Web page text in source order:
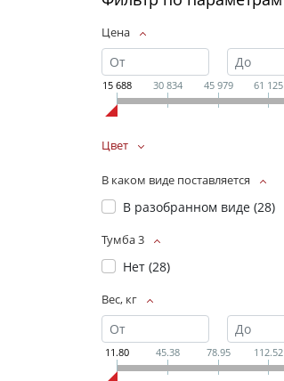
Цена
15 688 30 834 45 979 61 125
Цвет
В каком виде поставляется
В разобранном виде (28)
Тумба 3
Нет (28)
Вес, кг
11.80 45.38 78.95 112.52